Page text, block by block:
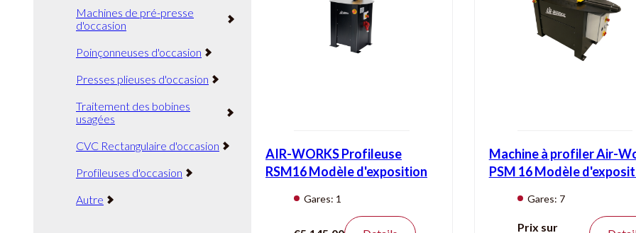
Machines de pré-presse
d'occasion
Poinçonneuses d'occasion
Presses plieuses d'occasion
Traitement des bobines
usagées
CVC Rectangulaire d'occasion
Profileuses d'occasion
Autre
AIR-WORKS Profileuse
RSM16 Modèle d'exposition
Gares: 1
5,5 m/min
Machine à profiler Air-
PSM 16 Modèle
Gares: 7
15 m/min
Prix sur